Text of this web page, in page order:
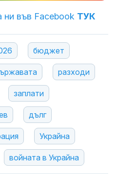
ни във Facebook ТУК
бюджет
разходи
заплати
дълг
Украйна
войната в Украйна